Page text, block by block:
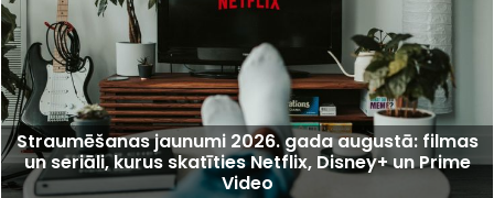
Straumēšanas jaunumi 2026. gada augustā: filmas
un seriāli, kurus skatīties Netflix, Disney+ un Prime
Video